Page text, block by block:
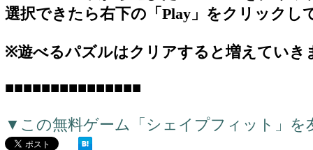
選択できたら右下の「Play」をクリックし
※遊べるパズルはクリアすると増えていき
■■■■■■■■■■■■■■■
▼この無料ゲーム「シェイプフィット」を